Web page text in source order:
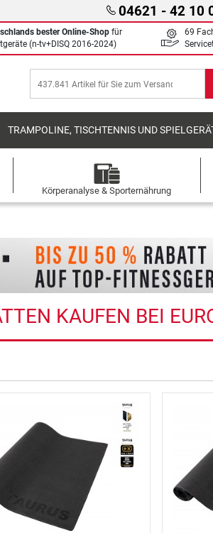
04621 - 42 10
bester Online-Shop für
(n-tv+DISQ 2016-2024)
69
TRAMPOLINE, TISCHTENNIS UND
Körperanalyse & Sporternährung
KAUFEN BEI